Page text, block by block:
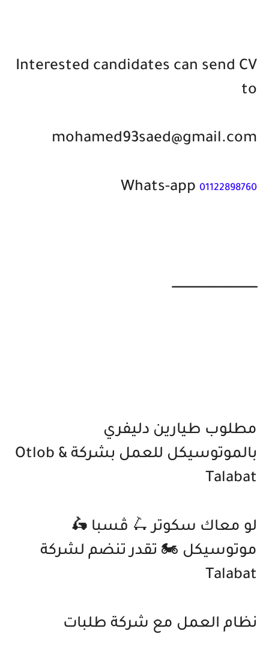
Interested candidates can send CV
to
mohamed93saed@gmail.com
Whats-app 01122898760
ـــــــــــــــــــــــــــــــــــــــــــــــ
مطلوب طيارين دليفري
بالموتوسيكل للعمل بشركة Otlob &
Talabat
لو معاك سكوتر 🛴 ڤسبا 🛵
موتوسيكل 🏍 تقدر تنضم لشركة
Talabat
نظام العمل مع شركة طلبات